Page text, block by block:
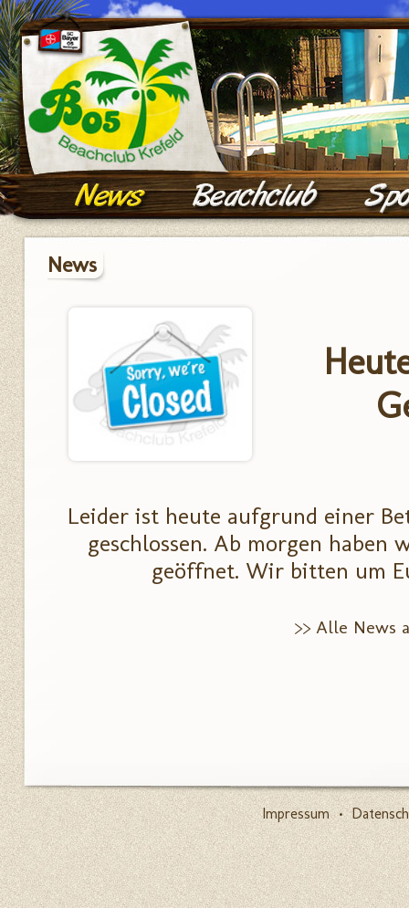
News
Leider ist heute aufgrund einer
geschlossen. Ab morgen haben
geöffnet. Wir bitten um
>> Alle News
Impressum •